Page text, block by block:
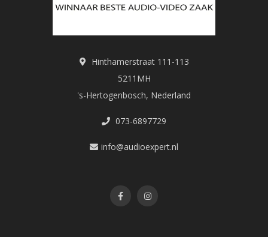
Hinthamerstraat 111-113
5211MH
's-Hertogenbosch, Nederland
073-6897729
info@audioexpert.nl